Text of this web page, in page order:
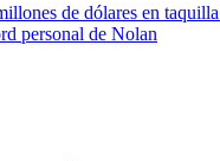
de dólares en
personal de Nolan